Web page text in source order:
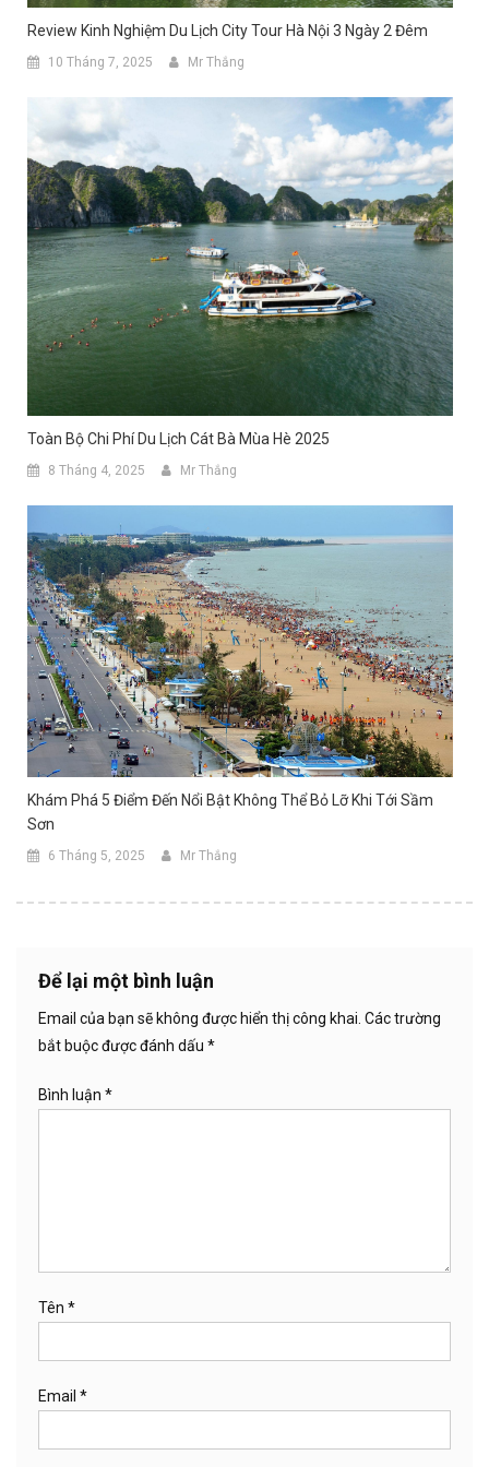
Review Kinh Nghiệm Du Lịch City Tour Hà Nội 3 Ngày 2 Đêm
10 Tháng 7, 2025 Mr Thắng
Toàn Bộ Chi Phí Du Lịch Cát Bà Mùa Hè 2025
8 Tháng 4, 2025 Mr Thắng
Khám Phá 5 Điểm Đến Nổi Bật Không Thể Bỏ Lỡ Khi Tới Sầm
Sơn
6 Tháng 5, 2025 Mr Thắng
Để lại một bình luận
Email của bạn sẽ không được hiển thị công khai. Các trường
bắt buộc được đánh dấu *
Bình luận *
Tên *
Email *